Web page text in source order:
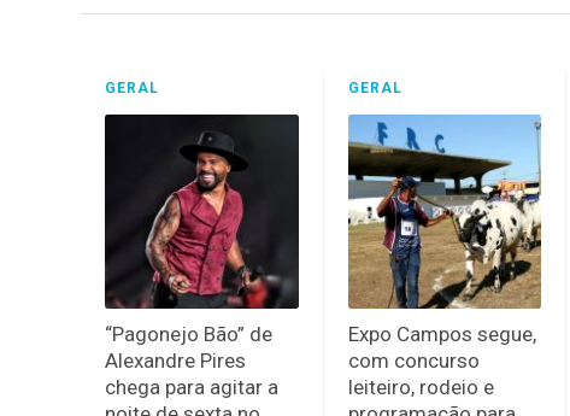
GERAL
“Pagonejo Bão” de
Alexandre Pires
chega para agitar a
GERAL
Expo Campos segue,
com concurso
leiteiro, rodeio e